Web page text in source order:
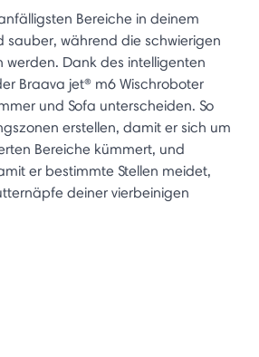
Bereiche in deinem
sauber, während die schwierigen
werden. Dank des intelligenten
Braava jet® m6 Wischroboter
und Sofa unterscheiden. So
erstellen, damit er sich um
Bereiche kümmert, und
er bestimmte Stellen meidet,
deiner vierbeinigen